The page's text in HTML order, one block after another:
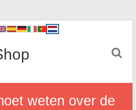
weten over de